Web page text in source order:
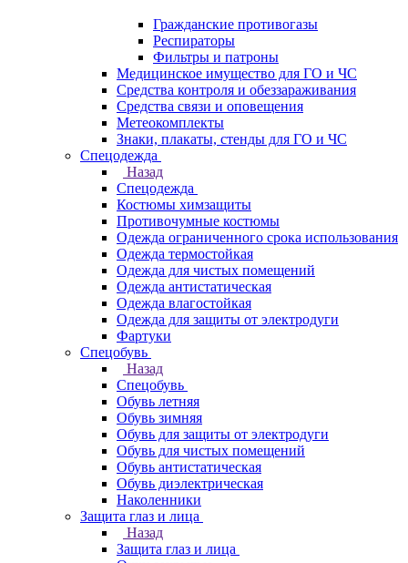
Гражданские противогазы
Респираторы
Фильтры и патроны
Медицинское имущество для ГО и ЧС
Средства контроля и обеззараживания
Средства связи и оповещения
Метеокомплекты
Знаки, плакаты, стенды для ГО и ЧС
Спецодежда
Назад
Спецодежда
Костюмы химзащиты
Противочумные костюмы
Одежда ограниченного срока использования
Одежда термостойкая
Одежда для чистых помещений
Одежда антистатическая
Одежда влагостойкая
Одежда для защиты от электродуги
Фартуки
Спецобувь
Назад
Спецобувь
Обувь летняя
Обувь зимняя
Обувь для защиты от электродуги
Обувь для чистых помещений
Обувь антистатическая
Обувь диэлектрическая
Наколенники
Защита глаз и лица
Назад
Защита глаз и лица